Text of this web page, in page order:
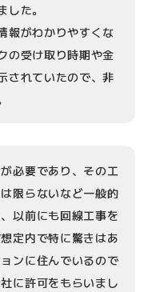
た。
報がわかりやすくな
の受け取り時期や金
されていたので、非
必要であり、その工
限らないなど一般的
以前にも回線工事を
定内で特に驚きはあ
ンに住んでいるので
に許可をもらいまし